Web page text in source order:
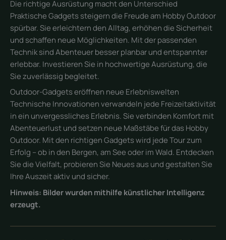
Die richtige Ausrüstung macht den Unterschied
Praktische Gadgets steigern die Freude am Hobby Outdoor
spürbar. Sie erleichtern den Alltag, erhöhen die Sicherheit
und schaffen neue Möglichkeiten. Mit der passenden
Technik sind Abenteuer besser planbar und entspannter
erlebbar. Investieren Sie in hochwertige Ausrüstung, die
Sie zuverlässig begleitet.
Outdoor-Gadgets eröffnen neue Erlebniswelten
Technische Innovationen verwandeln jede Freizeitaktivität
in ein unvergessliches Erlebnis. Sie verbinden Komfort mit
Abenteuerlust und setzen neue Maßstäbe für das Hobby
Outdoor. Mit den richtigen Gadgets wird jede Tour zum
Erfolg – ob in den Bergen, am See oder im Wald. Entdecken
Sie die Vielfalt, probieren Sie Neues aus und gestalten Sie
Ihre Auszeit aktiv und sicher.
Hinweis: Bilder wurden mithilfe künstlicher Intelligenz
erzeugt.